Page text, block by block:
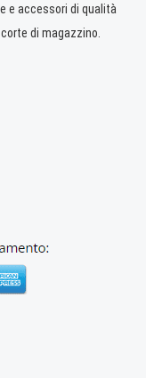
e accessori di qualità
di magazzino.